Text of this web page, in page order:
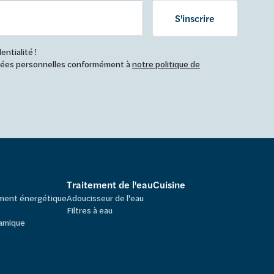
S'inscrire
!
personnelles conformément ànotre politique de
énergétique
Traitement de l'eau
Adoucisseur de l'eau
Filtres à eau
Cuisine